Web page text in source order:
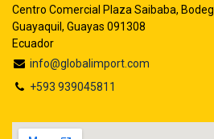
Centro Comercial Plaza Saibaba,
Guayaquil, Guayas 091308
Ecuador
info@globalimport.com
+593 939045811